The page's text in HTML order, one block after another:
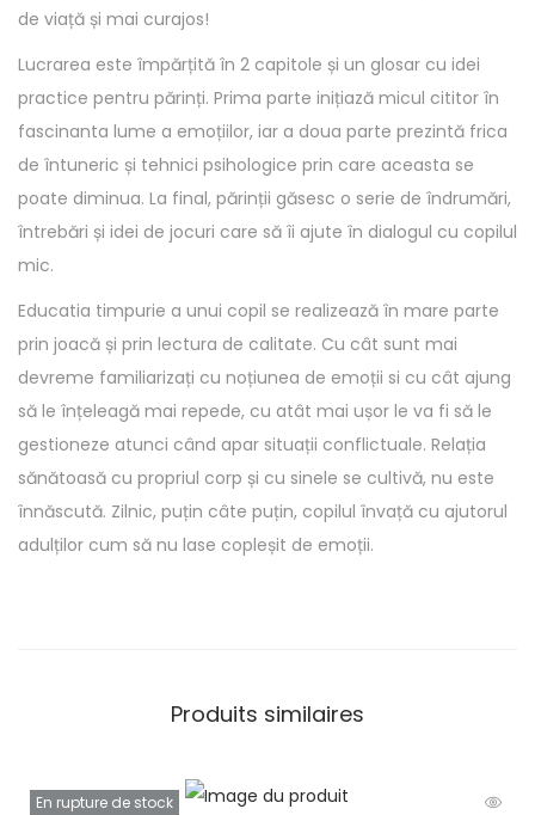
de viață și mai curajos!
Lucrarea este împărțită în 2 capitole și un glosar cu idei
practice pentru părinți. Prima parte inițiază micul cititor în
fascinanta lume a emoțiilor, iar a doua parte prezintă frica
de întuneric și tehnici psihologice prin care aceasta se
poate diminua. La final, părinții găsesc o serie de îndrumări,
întrebări și idei de jocuri care să îi ajute în dialogul cu copilul
mic.
Educatia timpurie a unui copil se realizează în mare parte
prin joacă și prin lectura de calitate. Cu cât sunt mai
devreme familiarizați cu noțiunea de emoții si cu cât ajung
să le înțeleagă mai repede, cu atât mai ușor le va fi să le
gestioneze atunci când apar situații conflictuale. Relația
sănătoasă cu propriul corp și cu sinele se cultivă, nu este
înnăscută. Zilnic, puțin câte puțin, copilul învață cu ajutorul
adulților cum să nu lase copleșit de emoții.
Produits similaires
En rupture de stock